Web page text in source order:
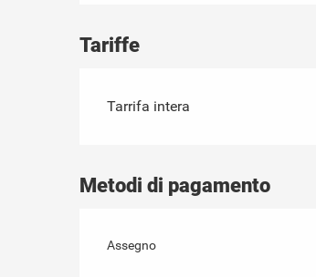
Tariffe
Tariffe 2026
Tarrifa intera
Metodi di pagamento
Assegno